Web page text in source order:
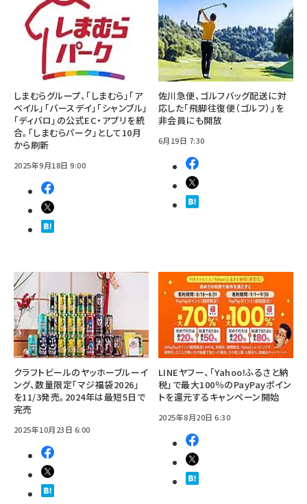
しまむらグループ、「しまむら」「ア
ベイル」「バースデイ」「シャンブル」
「ディバロ」の公式EC・アプリを統
合。「しまむらパーク」として10月
から刷新
2025年9月18日 9:00
佐川急便、ゴルフバッグ配送に対
応した「飛脚往復便（ゴルフ）」を
非会員にも開放
6月19日 7:30
クラフトビールのヤッホーブルーイ
ング、数量限定「マジ福袋2026」
を11/3発売。2024年は最短5日で
完売
2025年10月23日 6:00
LINEヤフー、「Yahoo!ふるさと納
税」で最大100％のPayPayポイン
トを還元するキャンペーン開始
2025年8月20日 6:30